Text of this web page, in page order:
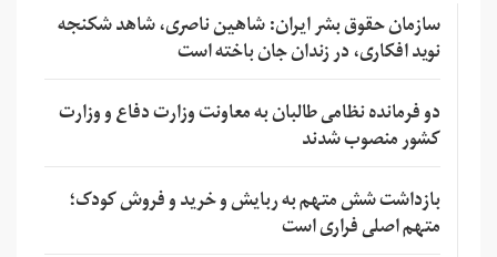
سازمان حقوق بشر ایران: شاهین ناصری، شاهد شکنجه
نوید افکاری، در زندان جان باخته است
دو فرمانده نظامی طالبان به معاونت وزارت دفاع و وزارت
کشور منصوب شدند
بازداشت شش متهم به ربایش و خرید و فروش کودک؛
متهم اصلی فراری است